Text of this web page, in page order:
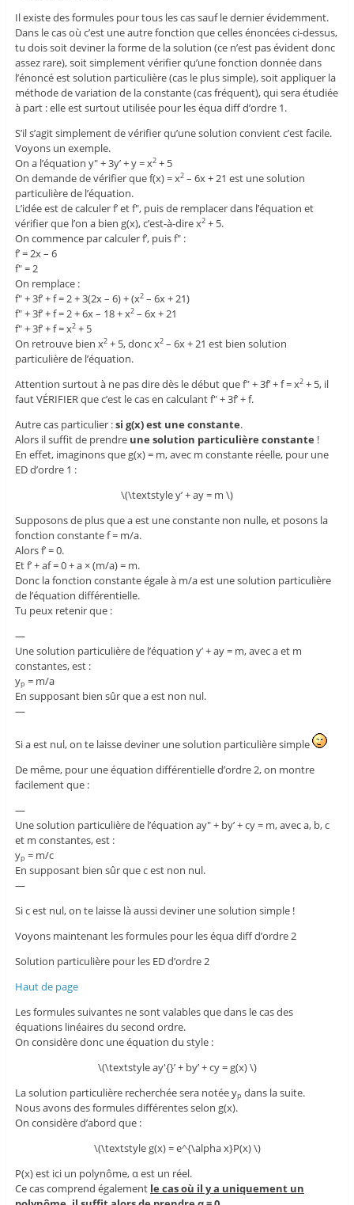
Il existe des formules pour tous les cas sauf le dernier évidemment.
Dans le cas où c’est une autre fonction que celles énoncées ci-dessus,
tu dois soit deviner la forme de la solution (ce n’est pas évident donc
assez rare), soit simplement vérifier qu’une fonction donnée dans
l’énoncé est solution particulière (cas le plus simple), soit appliquer la
méthode de variation de la constante (cas fréquent), qui sera étudiée
à part : elle est surtout utilisée pour les équa diff d’ordre 1.
S’il s’agit simplement de vérifier qu’une solution convient c’est facile.
Voyons un exemple.
On a l’équation y" + 3y’ + y = x2+ 5
On demande de vérifier que f(x) = x2– 6x + 21 est une solution
particulière de l’équation.
L’idée est de calculer f’ et f", puis de remplacer dans l’équation et
vérifier que l’on a bien g(x), c’est-à-dire x2+ 5.
On commence par calculer f’, puis f" :
f’ = 2x – 6
f" = 2
On remplace :
f" + 3f’ + f = 2 + 3(2x – 6) + (x2– 6x + 21)
f" + 3f’ + f = 2 + 6x – 18 + x2– 6x + 21
f" + 3f’ + f = x2+ 5
On retrouve bien x2+ 5, donc x2– 6x + 21 est bien solution
particulière de l’équation.
Attention surtout à ne pas dire dès le début que f" + 3f’ + f = x2+ 5, il
faut VÉRIFIER que c’est le cas en calculant f" + 3f’ + f.
Autre cas particulier :si g(x) est une constante.
Alors il suffit de prendre une solution particulière constante !
En effet, imaginons que g(x) = m, avec m constante réelle, pour une
ED d’ordre 1 :
\(\textstyle y’ + ay = m \)
Supposons de plus que a est une constante non nulle, et posons la
fonction constante f = m/a.
Alors f’ = 0.
Et f’ + af = 0 + a × (m/a) = m.
Donc la fonction constante égale à m/a est une solution particulière
de l’équation différentielle.
Tu peux retenir que :
—
Une solution particulière de l’équation y’ + ay = m, avec a et m
constantes, est :
yp = m/a
En supposant bien sûr que a est non nul.
—
Si a est nul, on te laisse deviner une solution particulière simple
De même, pour une équation différentielle d’ordre 2, on montre
facilement que :
—
Une solution particulière de l’équation ay" + by’ + cy = m, avec a, b, c
et m constantes, est :
yp = m/c
En supposant bien sûr que c est non nul.
—
Si c est nul, on te laisse là aussi deviner une solution simple !
Voyons maintenant les formules pour les équa diff d’ordre 2
Solution particulière pour les ED d’ordre 2
Haut de page
Les formules suivantes ne sont valables que dans le cas des
équations linéaires du second ordre.
On considère donc une équation du style :
\(\textstyle ay'{}’ + by’ + cy = g(x) \)
La solution particulière recherchée sera notée yp dans la suite.
Nous avons des formules différentes selon g(x).
On considère d’abord que :
\(\textstyle g(x) = e^{\alpha x}P(x) \)
P(x) est ici un polynôme, α est un réel.
Ce cas comprend également le cas où il y a uniquement un